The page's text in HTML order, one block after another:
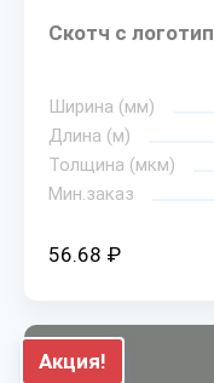
Скотч с
Ширина (мм)
Длина (м)
Толщина (мкм)
Мин.заказ
56.68 ₽
Акция!